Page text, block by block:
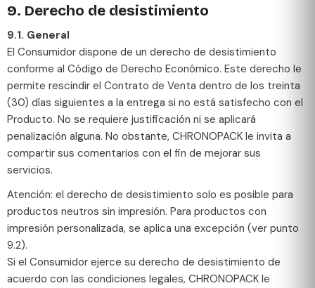
9. Derecho de desistimiento
9.1. General
El Consumidor dispone de un derecho de desistimiento
conforme al Código de Derecho Económico. Este derecho le
permite rescindir el Contrato de Venta dentro de los treinta
(30) días siguientes a la entrega si no está satisfecho con el
Producto. No se requiere justificación ni se aplicará
penalización alguna. No obstante, CHRONOPACK le invita a
compartir sus comentarios con el fin de mejorar sus
servicios.
Atención: el derecho de desistimiento solo es posible para
productos neutros sin impresión. Para productos con
impresión personalizada, se aplica una excepción (ver punto
9.2).
Si el Consumidor ejerce su derecho de desistimiento de
acuerdo con las condiciones legales, CHRONOPACK le